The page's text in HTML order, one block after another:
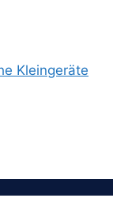
Kleingeräte